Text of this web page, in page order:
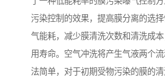
污染控制的效果，提高膜分离的选
气能耗，减少膜清洗次数和清洗成
用寿命。空气冲洗将产生气液两个
法简单，对于初期受物污染的膜的清